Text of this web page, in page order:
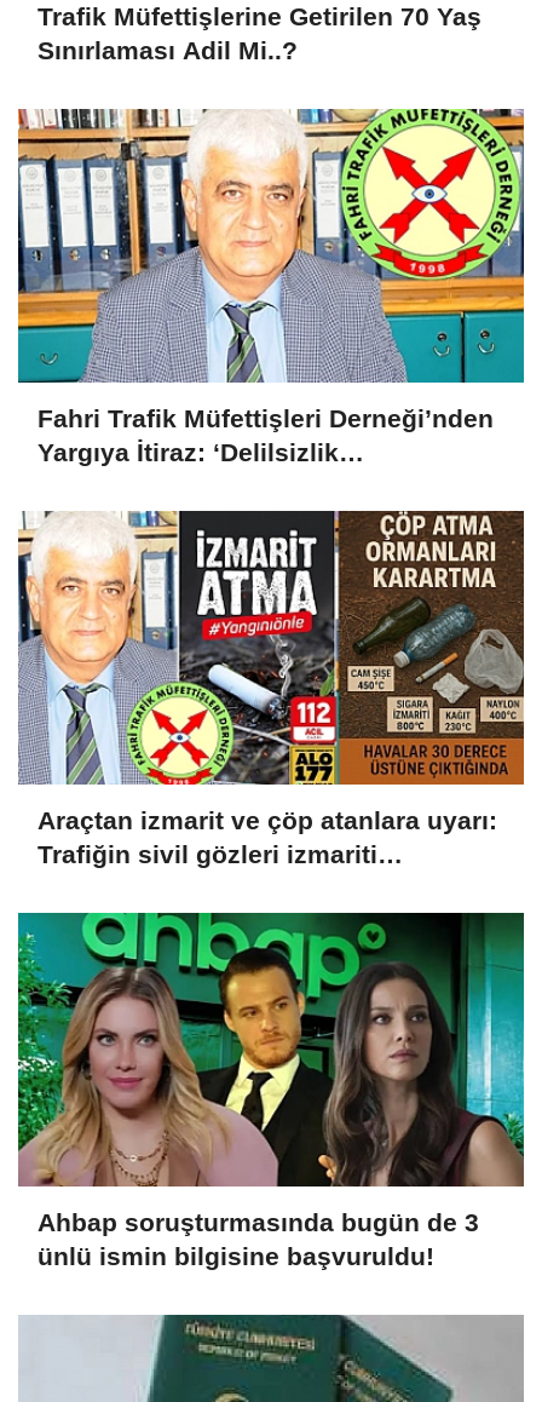
Trafik Müfettişlerine Getirilen 70 Yaş
Sınırlaması Adil Mi..?
Fahri Trafik Müfettişleri Derneği’nden
Yargıya İtiraz: ‘Delilsizlik
Hukuksuzdur’
Araçtan izmarit ve çöp atanlara uyarı:
Trafiğin sivil gözleri izmariti
Ahbap soruşturmasında bugün de 3
ünlü ismin bilgisine başvuruldu!